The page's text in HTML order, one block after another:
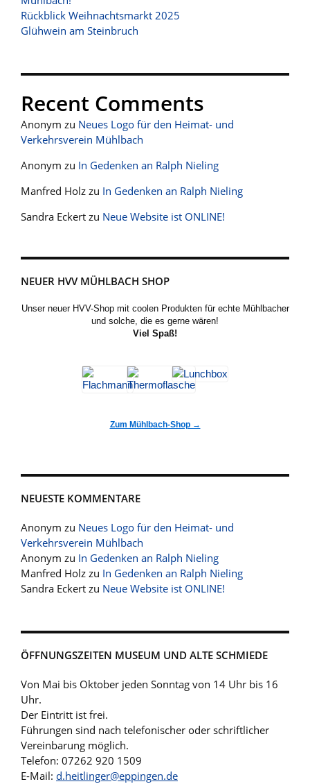
Rückblick Weihnachtsmarkt 2025
Glühwein am Steinbruch
Recent Comments
Anonym zu Neues Logo für den Heimat- und
Verkehrsverein Mühlbach
Anonym zu In Gedenken an Ralph Nieling
Manfred Holz zu In Gedenken an Ralph Nieling
Sandra Eckert zu Neue Website ist ONLINE!
NEUER HVV MÜHLBACH SHOP
Unser neuer HVV-Shop mit coolen Produkten für echte Mühlbacher
und solche, die es gerne wären!
Viel Spaß!
Zum Mühlbach-Shop →
NEUESTE KOMMENTARE
Anonym zu Neues Logo für den Heimat- und
Verkehrsverein Mühlbach
Anonym zu In Gedenken an Ralph Nieling
Manfred Holz zu In Gedenken an Ralph Nieling
Sandra Eckert zu Neue Website ist ONLINE!
ÖFFNUNGSZEITEN MUSEUM UND ALTE SCHMIEDE
Von Mai bis Oktober jeden Sonntag von 14 Uhr bis 16
Uhr.
Der Eintritt ist frei.
Führungen sind nach telefonischer oder schriftlicher
Vereinbarung möglich.
Telefon: 07262 920 1509
E-Mail: d.heitlinger@eppingen.de